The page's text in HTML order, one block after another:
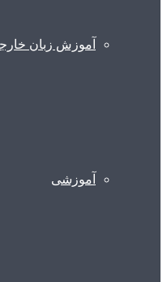
آموزش زبان
آموزشی